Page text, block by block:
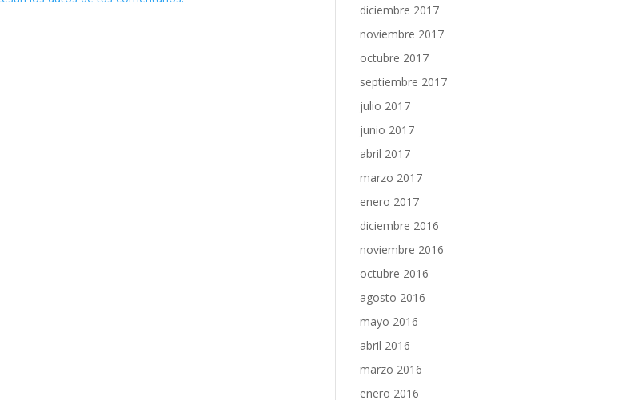
diciembre 2017
noviembre 2017
octubre 2017
septiembre 2017
julio 2017
junio 2017
abril 2017
marzo 2017
enero 2017
diciembre 2016
noviembre 2016
octubre 2016
agosto 2016
mayo 2016
abril 2016
marzo 2016
enero 2016